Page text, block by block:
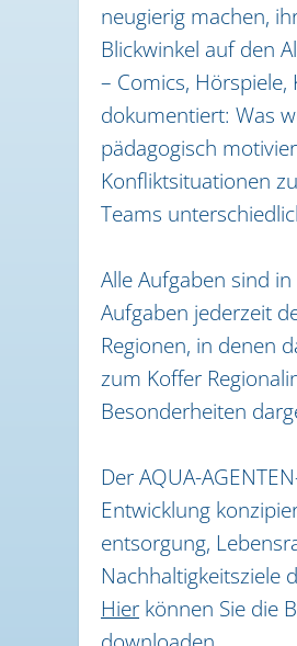
neugierig machen,
Blickwinkel auf den
– Comics,
dokumentiert: Was
pädagogisch
Konfliktsituationen
Teams
Alle Aufgaben sind
Aufgaben jederzeit
Regionen, in denen
zum Koffer
Besonderheiten
Der AQUA-
Entwicklung
entsorgung,
Nachhaltigkeitsziele
Hier können Sie die